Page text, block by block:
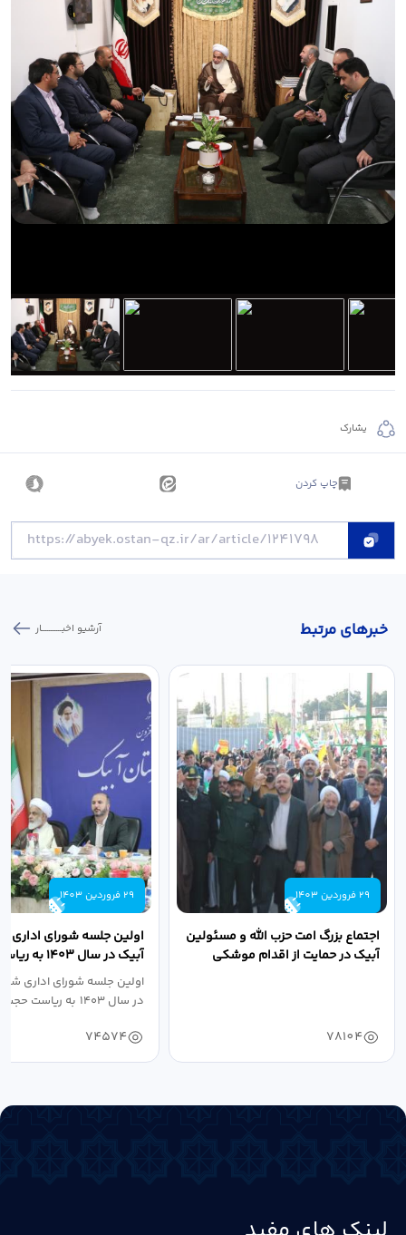
يشارك
چاپ کردن
خبر‌های مرتبط آرشیو اخبـــــــــــار
29 فروردین 1403
اجتماع بزرگ امت حزب الله و مسئولین
آبیک در حمایت از اقدام موشکی
78104
29 فروردین 1403
اولین جلسه شورای اداری
آبیک در سال
اله مددخانی...
اولین جلسه شورای اداری
در سال ۱۴۰۳ به ریاست حجت اله...
74574